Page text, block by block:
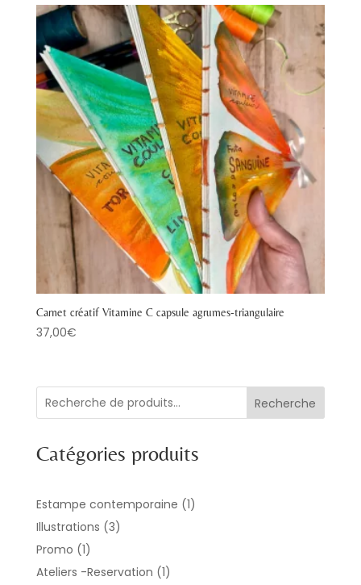
Carnet créatif Vitamine C capsule agrumes-triangulaire
37,00€
Recherche
Catégories produits
Estampe contemporaine 11
Illustrations 33
Promo 11
produit
Ateliers -Reservation 11